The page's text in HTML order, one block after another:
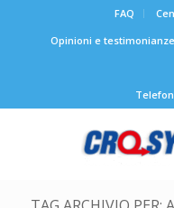
FAQ
Opinioni e testimonianze